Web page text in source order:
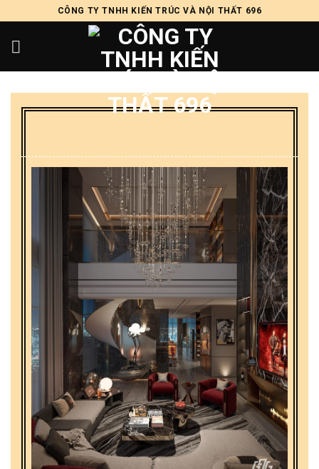
to
content
CÔNG TY TNHH KIẾN TRÚC VÀ NỘI THẤT 696